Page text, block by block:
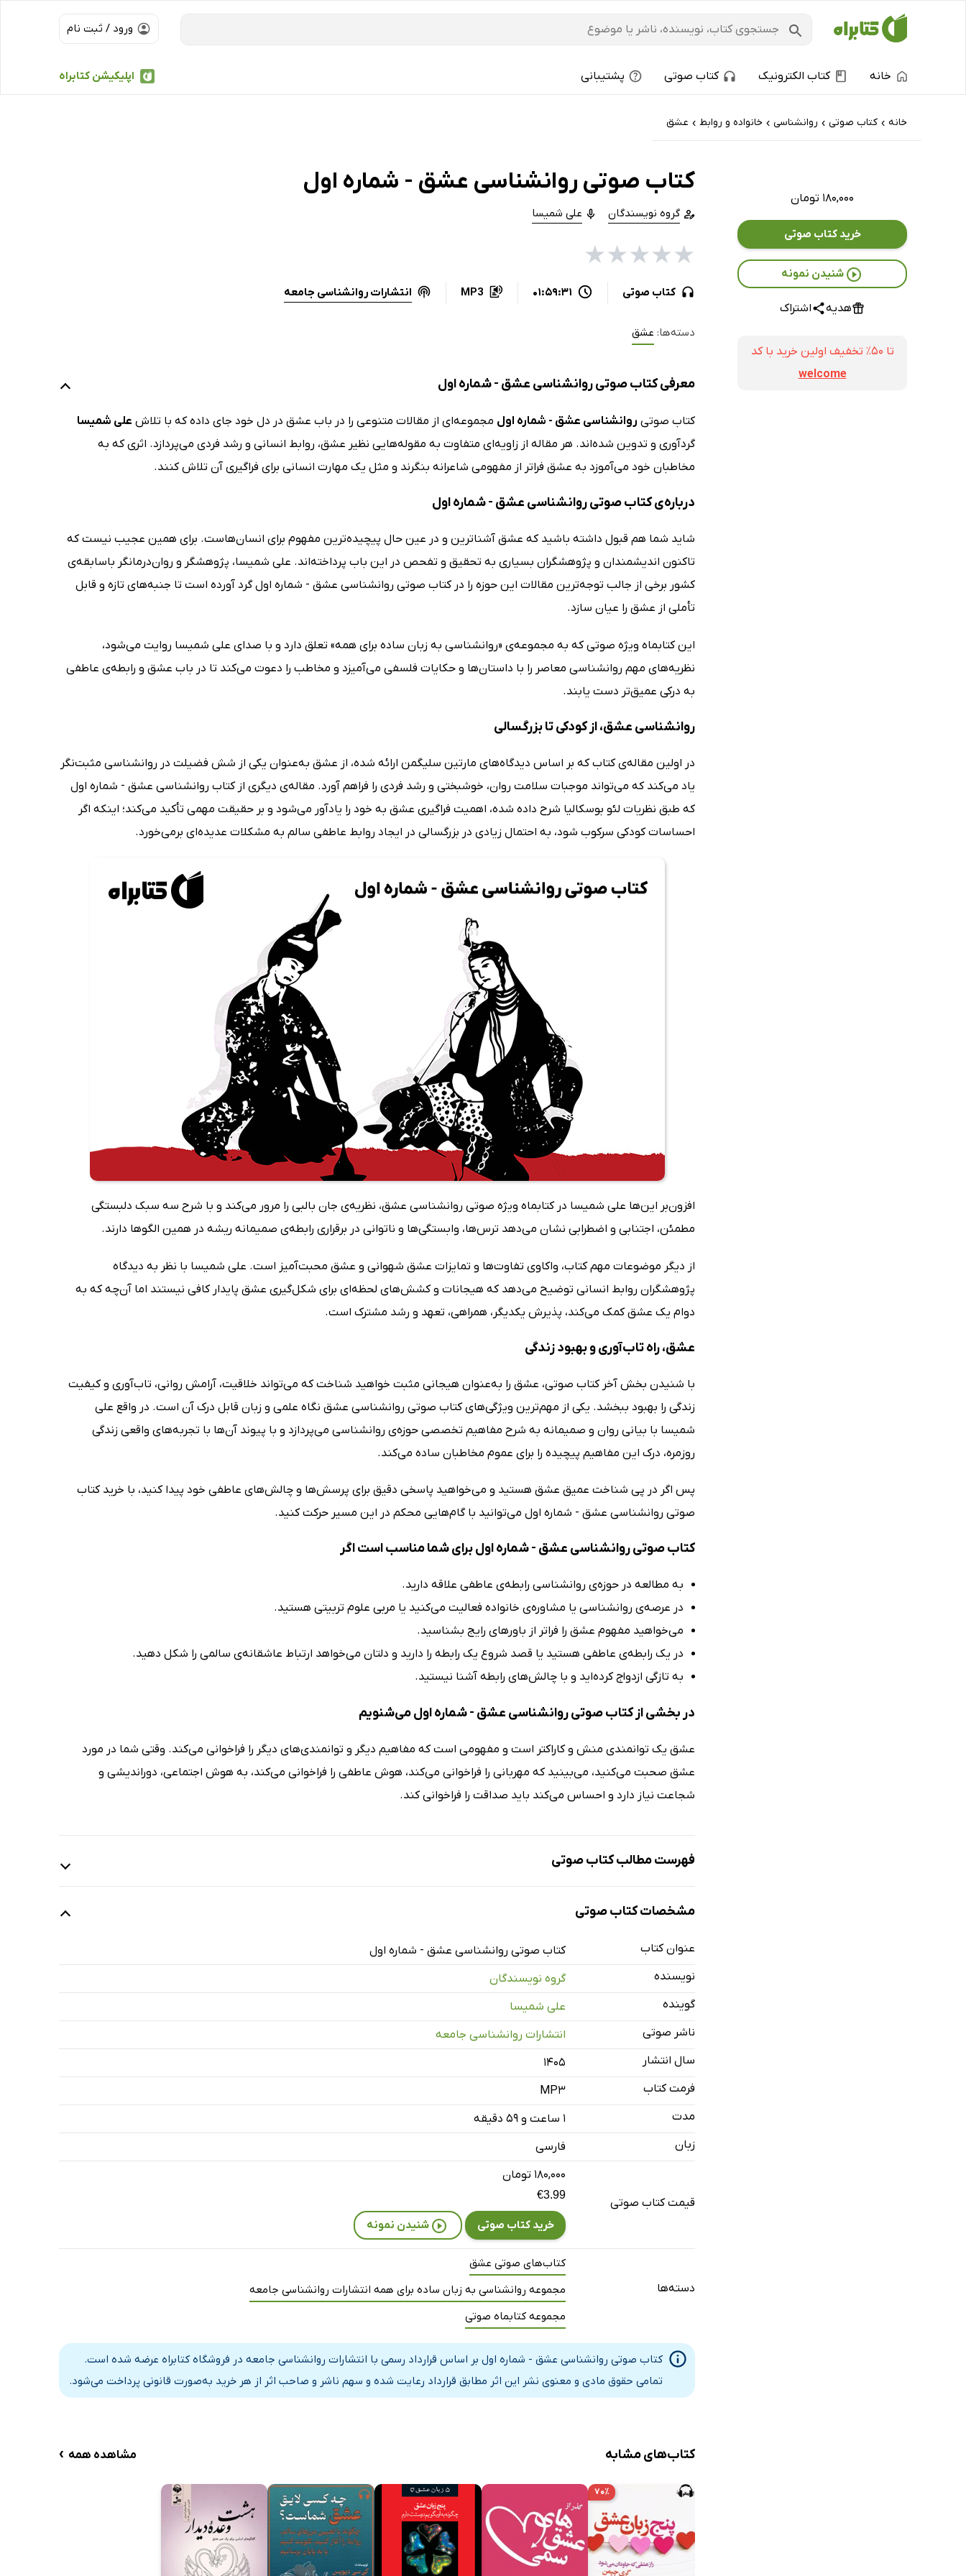
ورود / ثبت نام
اپلیکیشن کتابراه خانه کتاب الکترونیک کتاب صوتی پشتیبانی
خانه › کتاب‌ صوتی › روانشناسی › خانواده و روابط › عشق
۱۸۰,۰۰۰ تومان
خرید کتاب صوتی
شنیدن نمونه
هدیه اشتراک
تا ۵۰٪ تخفیف اولین خرید با کد
welcome
کتاب صوتی روانشناسی عشق - شماره اول
گروه نویسندگان علی شمیسا
★
★
★
★
★
کتاب صوتی 01:59:31
MP3 انتشارات روانشناسی جامعه
دسته‌ها: عشق
معرفی کتاب صوتی روانشناسی عشق - شماره اول
کتاب صوتی روانشناسی عشق - شماره اول مجموعه‌ای از مقالات متنوعی را در باب عشق در دل خود جای داده که با تلاش علی شمیسا
گردآوری و تدوین شده‌اند. هر مقاله از زاویه‌ای متفاوت به مقوله‌هایی نظیر عشق، روابط انسانی و رشد فردی می‌پردازد. اثری که به
مخاطبان خود می‌آموزد به عشق فراتر از مفهومی شاعرانه بنگرند و مثل یک مهارت انسانی برای فراگیری آن تلاش کنند.
درباره‌ی کتاب صوتی روانشناسی عشق - شماره اول
شاید شما هم قبول داشته باشید که عشق آشناترین و در عین حال پیچیده‌ترین مفهوم برای انسان‌هاست. برای همین عجیب نیست که
تاکنون اندیشمندان و پژوهشگران بسیاری به تحقیق و تفحص در این باب پرداخته‌اند. علی شمیسا، پژوهشگر و روان‌درمانگر باسابقه‌ی
کشور برخی از جالب توجه‌ترین مقالات این حوزه را در کتاب صوتی روانشناسی عشق - شماره اول گرد آورده است تا جنبه‌های تازه و قابل
تأملی از عشق را عیان سازد.
این کتابماه ویژه صوتی که به مجموعه‌ی «روانشناسی به زبان ساده برای همه» تعلق دارد و با صدای علی شمیسا روایت می‌شود،
نظریه‌های مهم روانشناسی معاصر را با داستان‌ها و حکایات فلسفی می‌آمیزد و مخاطب را دعوت می‌کند تا در باب عشق و رابطه‌ی عاطفی
به درکی عمیق‌تر دست یابند.
روانشناسی عشق، از کودکی تا بزرگسالی
در اولین مقاله‌ی کتاب که بر اساس دیدگاه‌های مارتین سلیگمن ارائه شده، از عشق به‌عنوان یکی از شش فضیلت در روانشناسی مثبت‌نگر
یاد می‌کند که می‌تواند موجبات سلامت روان، خوشبختی و رشد فردی را فراهم آورد. مقاله‌ی دیگری از کتاب روانشناسی عشق - شماره اول
که طبق نظریات لئو بوسکالیا شرح داده شده، اهمیت فراگیری عشق به خود را یادآور می‌شود و بر حقیقت مهمی تأکید می‌کند؛ اینکه اگر
احساسات کودکی سرکوب شود، به احتمال زیادی در بزرگسالی در ایجاد روابط عاطفی سالم به مشکلات عدیده‌ای برمی‌خورد.
افزون‌بر این‌ها علی شمیسا در کتابماه ویژه صوتی روانشناسی عشق، نظریه‌ی جان بالبی را مرور می‌کند و با شرح سه سبک دلبستگی
مطمئن، اجتنابی و اضطرابی نشان می‌دهد ترس‌ها، وابستگی‌ها و ناتوانی در برقراری رابطه‌ی صمیمانه ریشه در همین الگوها دارند.
از دیگر موضوعات مهم کتاب، واکاوی تفاوت‌ها و تمایزات عشق شهوانی و عشق محبت‌آمیز است. علی شمیسا با نظر به دیدگاه
پژوهشگران روابط انسانی توضیح می‌دهد که هیجانات و کشش‌های لحظه‌ای برای شکل‌گیری عشق پایدار کافی نیستند اما آن‌چه که به
دوام یک عشق کمک می‌کند، پذیرش یکدیگر، همراهی، تعهد و رشد مشترک است.
عشق، راه تاب‌آوری و بهبود زندگی
با شنیدن بخش آخر کتاب صوتی، عشق را به‌عنوان هیجانی مثبت خواهید شناخت که می‌تواند خلاقیت، آرامش روانی، تاب‌آوری و کیفیت
زندگی را بهبود ببخشد. یکی از مهم‌ترین ویژگی‌های کتاب صوتی روانشناسی عشق نگاه علمی و زبان قابل درک آن است. در واقع علی
شمیسا با بیانی روان و صمیمانه به شرح مفاهیم تخصصی حوزه‌ی روانشناسی می‌پردازد و با پیوند آن‌ها با تجربه‌های واقعی زندگی
روزمره، درک این مفاهیم پیچیده را برای عموم مخاطبان ساده می‌کند.
پس اگر در پی شناخت عمیق عشق هستید و می‌خواهید پاسخی دقیق برای پرسش‌ها و چالش‌های عاطفی خود پیدا کنید، با خرید کتاب
صوتی روانشناسی عشق - شماره اول می‌توانید با گام‌هایی محکم در این مسیر حرکت کنید.
کتاب صوتی روانشناسی عشق - شماره اول برای شما مناسب است اگر
به مطالعه در حوزه‌ی روانشناسی رابطه‌ی عاطفی علاقه دارید.
در عرصه‌ی روانشناسی یا مشاوره‌ی خانواده فعالیت می‌کنید یا مربی علوم تربیتی هستید.
می‌خواهید مفهوم عشق را فراتر از باورهای رایج بشناسید.
در یک رابطه‌ی عاطفی هستید یا قصد شروع یک رابطه را دارید و دلتان می‌خواهد ارتباط عاشقانه‌ی سالمی را شکل دهید.
به تازگی ازدواج کرده‌اید و با چالش‌های رابطه آشنا نیستید.
در بخشی از کتاب صوتی روانشناسی عشق - شماره اول می‌شنویم
عشق یک توانمندی منش و کاراکتر است و مفهومی است که مفاهیم دیگر و توانمندی‌های دیگر را فراخوانی می‌کند. وقتی شما در مورد
عشق صحبت می‌کنید، می‌بینید که مهربانی را فراخوانی می‌کند، هوش عاطفی را فراخوانی می‌کند، به هوش اجتماعی، دوراندیشی و
شجاعت نیاز دارد و احساس می‌کند باید صداقت را فراخوانی کند.
فهرست مطالب کتاب صوتی
نمونه
مقدمه
کتابماه ویژه‌ی صوتی روانشناسی عشق - شماره 1
مشخصات کتاب صوتی
عنوان کتاب
کتاب صوتی روانشناسی عشق - شماره اول
نویسنده
گروه نویسندگان
گوینده
علی شمیسا
ناشر صوتی
انتشارات روانشناسی جامعه
سال انتشار
۱۴۰۵
فرمت کتاب
MP3
مدت
۱ ساعت و ۵۹ دقیقه
زبان
فارسی
قیمت کتاب صوتی
۱۸۰,۰۰۰ تومان
€3.99
خرید کتاب صوتی شنیدن نمونه
دسته‌ها
کتاب‌های صوتی عشق
مجموعه روانشناسی به زبان ساده برای همه انتشارات روانشناسی جامعه
مجموعه کتابماه صوتی
کتاب صوتی روانشناسی عشق - شماره اول بر اساس قرارداد رسمی با انتشارات روانشناسی جامعه در فروشگاه کتابراه عرضه شده است.
تمامی حقوق مادی و معنوی نشر این اثر مطابق قرارداد رعایت شده و سهم ناشر و صاحب اثر از هر خرید به‌صورت قانونی پرداخت می‌شود.
کتاب‌های مشابه مشاهده همه ›
۷۰٪